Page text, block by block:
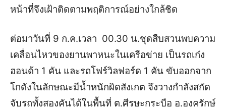
หน้าที่จึงเฝ้าติดตามพฤติการณ์อย่างใกล้ชิด
ต่อมาวันที่ 9 ก.ค.เวลา 00.30 น.ชุดสืบสวนพบความ
เคลื่อนไหวของยานพาหนะในเครือข่าย เป็นรถเก๋ง
ฮอนด้า 1 คัน และรถโฟร์วิลฟอร์ด 1 คัน ขับออกจาก
โกดังในลักษณะมีน้ำหนักผิดสังเกต จึงวางกำลังสกัด
จับรถทั้งสองคันได้ในพื้นที่ ต.ศีรษะกระบือ อ.องครักษ์